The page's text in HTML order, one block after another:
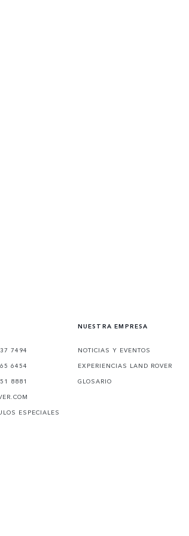
7494
6454
8881
ESPECIALES
NUESTRA EMPRESA
NOTICIAS Y EVENTOS
EXPERIENCIAS LAND ROVER
GLOSARIO